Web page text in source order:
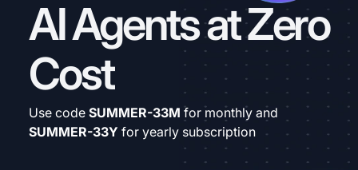
AI Agents at Zero
Cost
Use code SUMMER-33M for monthly and
SUMMER-33Y for yearly subscription